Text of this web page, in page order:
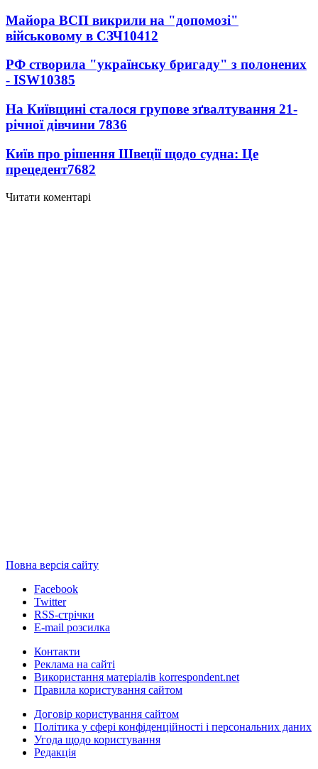
Майора ВСП викрили на "допомозі"
військовому в СЗЧ10412
РФ створила "українську бригаду" з полонених
- ISW10385
На Київщині сталося групове зґвалтування 21-
річної дівчини 7836
Київ про рішення Швеції щодо судна: Це
прецедент7682
Читати коментарі
Повна версія сайту
Facebook
Twitter
RSS-стрічки
E-mail розсилка
Контакти
Реклама на сайті
Використання матеріалів korrespondent.net
Правила користування сайтом
Договір користування сайтом
Політика у сфері конфіденційності і персональних даних
Угода щодо користування
Редакція